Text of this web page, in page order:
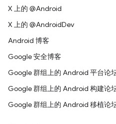
X 上的 @Android
X 上的 @AndroidDev
Android 博客
Google 安全博客
Google 群组上的 Android 平台论
Google 群组上的 Android 构建论
Google 群组上的 Android 移植论